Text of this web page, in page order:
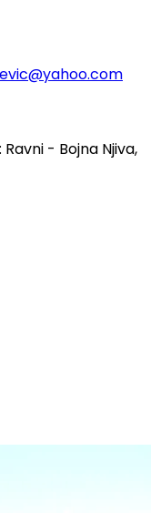
- Bojna Njiva,